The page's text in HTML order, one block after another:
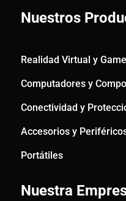
Nuestros
Realidad Virtual y
Computadores y
Conectividad y
Accesorios y
Portátiles
Nuestra